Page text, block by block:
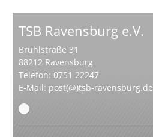
TSB Ravensburg e.V.
Brühlstraße 31
88212 Ravensburg
Telefon: 0751 22247
E-Mail: post(@)tsb-ravensburg.de